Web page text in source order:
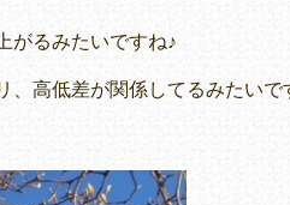
がるみたいですね♪
高低差が関係してるみたいで